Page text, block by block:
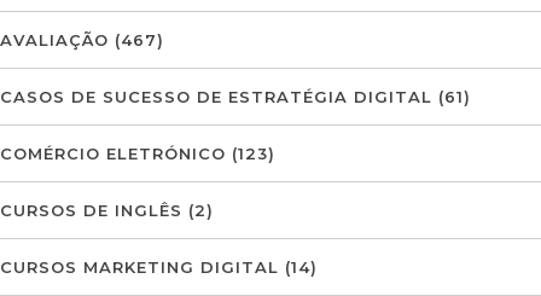
AVALIAÇÃO (467)
CASOS DE SUCESSO DE ESTRATÉGIA DIGITAL (61)
COMÉRCIO ELETRÓNICO (123)
CURSOS DE INGLÊS (2)
CURSOS MARKETING DIGITAL (14)